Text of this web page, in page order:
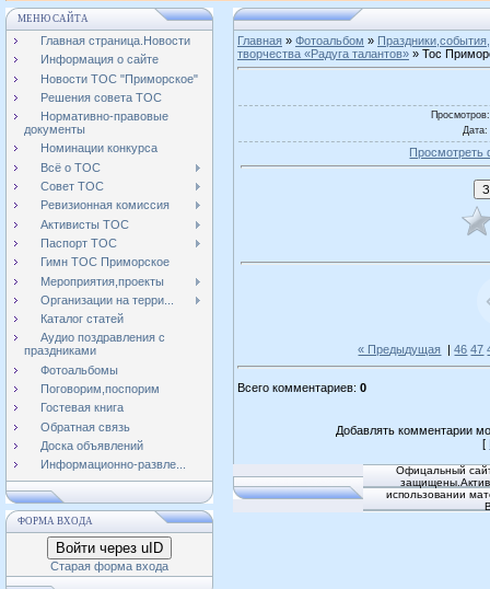
МЕНЮ САЙТА
Главная страница.Новости
Информация о сайте
Новости ТОС "Приморское"
Решения совета ТОС
Нормативно-правовые
документы
Номинации конкурса
Всё о ТОС
Совет ТОС
Ревизионная комиссия
Активисты ТОС
Паспорт ТОС
Гимн ТОС Приморское
Мероприятия,проекты
Организации на терри...
Каталог статей
Аудио поздравления с
праздниками
Фотоальбомы
Поговорим,поспорим
Гостевая книга
Обратная связь
Доска объявлений
Информационно-развле...
ФОРМА ВХОДА
Войти через uID
Старая форма входа
Главная » Фотоальбом »
творчества «Радуга талантов» » Тос
Просмотров
Дата:
Просмотреть
« Предыдущая |46 47
Всего комментариев: 0
Добавлять комментарии
[
Офицальный
использовании